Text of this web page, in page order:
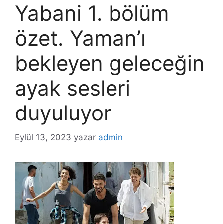
Yabani 1. bölüm
özet. Yaman’ı
bekleyen geleceğin
ayak sesleri
duyuluyor
Eylül 13, 2023 yazar admin